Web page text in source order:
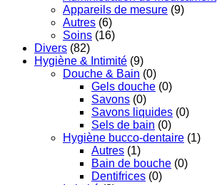
Appareils de mesure (9)
Autres (6)
Soins (16)
Divers (82)
Hygiène & Intimité (9)
Douche & Bain (0)
Gels douche (0)
Savons (0)
Savons liquides (0)
Sels de bain (0)
Hygiène bucco-dentaire (1)
Autres (1)
Bain de bouche (0)
Dentifrices (0)